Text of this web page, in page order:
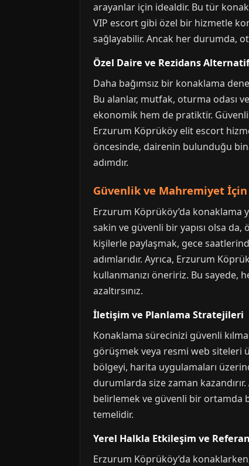
arayanlar için idealdir. Bu tür
VIP escort gibi özel bir hizmetle
sağlayabilir. Ancak her durumda,
Özel Daire ve Rezidans
Daha bağımsız bir konaklama
Bu alanlar, mutfak, oturma odası
ekonomik hem de pratiktir.
Erzurum Köprüköy elit escort
öncesinde, dairenin bulunduğu
adımdır.
Güvenlik ve Mahremiyet
Erzurum Köprüköy’da konaklama
sakin ve güvenli bir yapısı olsa
kişilerle paylaşmak, gece
adımlarıdır. Ayrıca, Erzurum
kullanmanızı öneririz. Bu sayede,
azaltırsınız.
İletişim ve Planlama Stratejileri
Konaklama sürecinizi güvenli
görüşmek veya resmi web siteleri
bölgeyi, harita uygulamaları
durumlarda size zaman
belirlemek ve güvenli bir ortamda
temelidir.
Yerel Halkla Etkileşim ve
Erzurum Köprüköy’da